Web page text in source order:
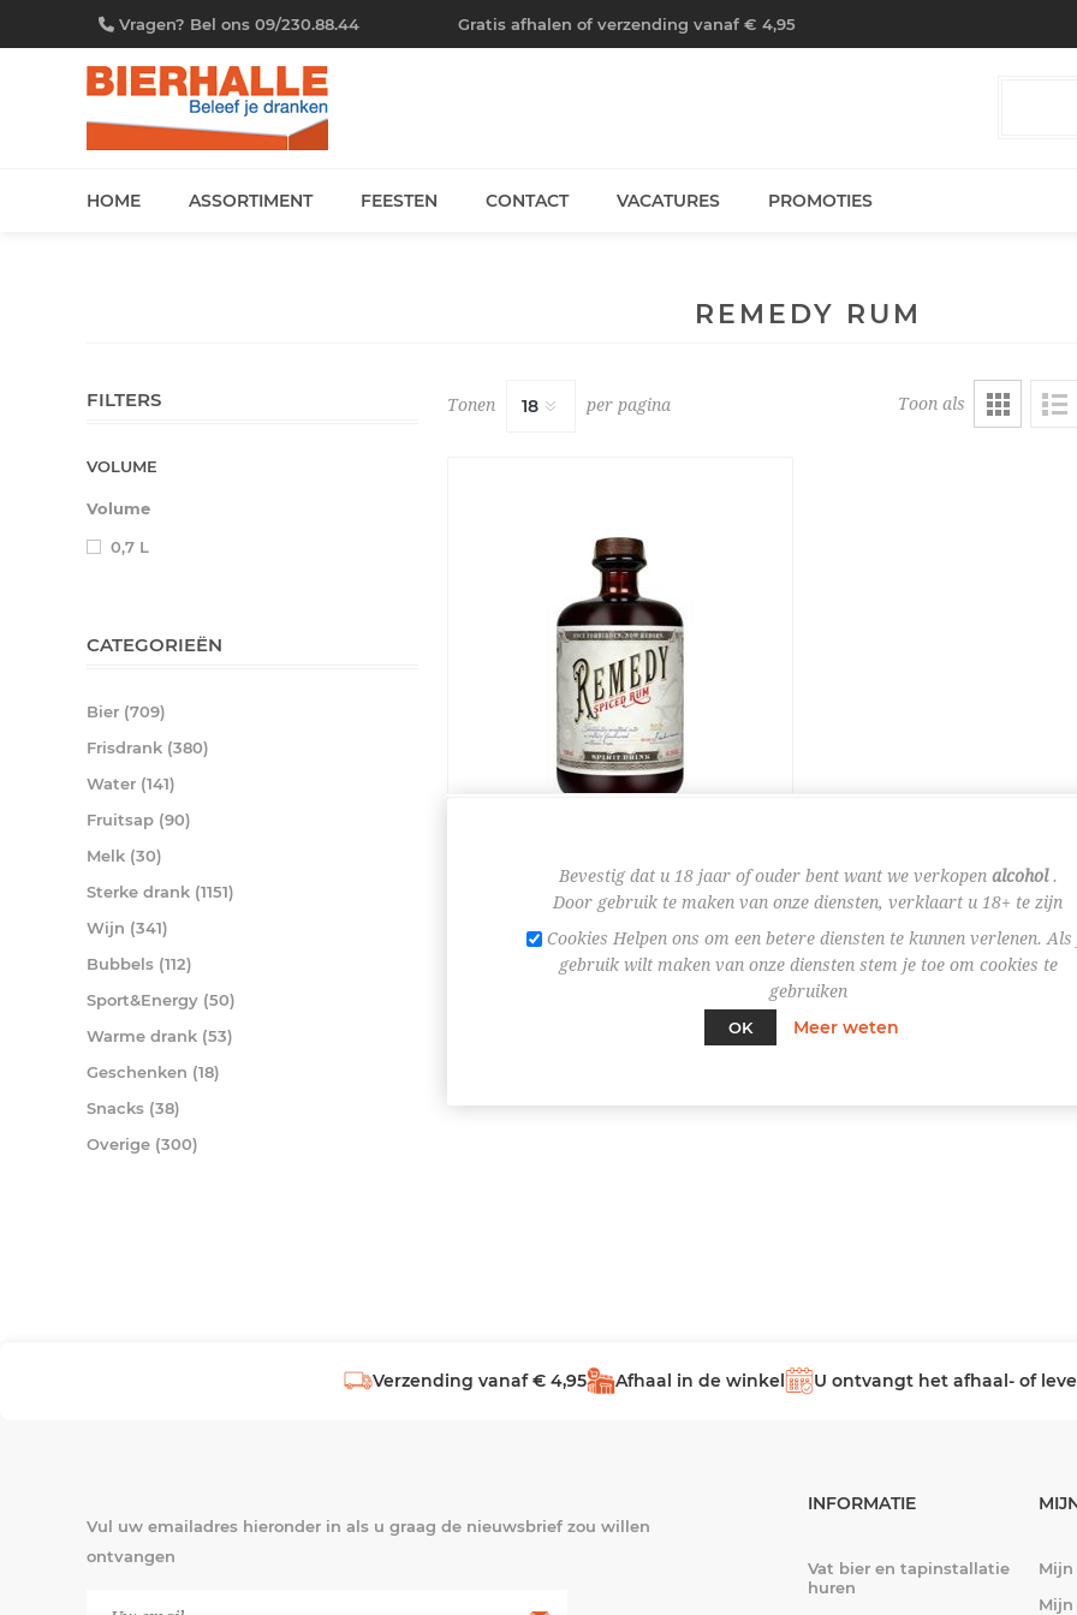
Vragen? Bel ons 09/230.88.44 Gratis afhalen of verzending vanaf € 4,95
HOME ASSORTIMENT FEESTEN CONTACT VACATURES PROMOTIES
REMEDY RUM
Toon als
Tonen per pagina
RUM REMEDY SPICED 70CL 41,5% FLES
FILTERS
VOLUME
Volume
0,7 L
CATEGORIEËN
Bier (709)
Frisdrank (380)
Water (141)
Fruitsap (90)
Melk (30)
Sterke drank (1151)
Wijn (341)
Bubbels (112)
Sport&Energy (50)
Warme drank (53)
Geschenken (18)
Snacks (38)
Overige (300)
Verzending vanaf € 4,95 Afhaal in de winkel U ontvangt het afhaal- of
Vul uw emailadres hieronder in als u graag de nieuwsbrief zou willen
ontvangen
INFORMATIE
Vat bier en tapinstallatie
huren
Mijn
Mijn
Bevestig dat u 18 jaar of ouder bent want we verkopen alcohol.
Door gebruik te maken van onze diensten, verklaart u 18+ te zijn
Cookies Helpen ons om een betere diensten te kunnen verlenen. Als
gebruik wilt maken van onze diensten stem je toe om cookies te
gebruiken
OK
Meer weten